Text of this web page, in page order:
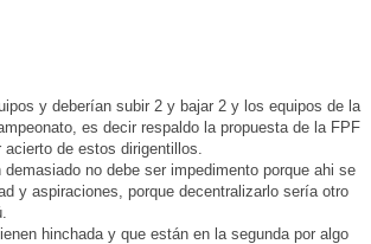
y deberían subir 2 y bajar 2 y los equipos de la
es decir respaldo la propuesta de la FPF
de estos dirigentillos.
no debe ser impedimento porque ahi se
y aspiraciones, porque decentralizarlo sería otro
hinchada y que están en la segunda por algo